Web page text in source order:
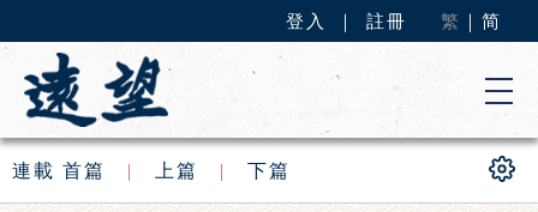
登入 註冊 繁 简
連載 首篇 | 上篇 | 下篇